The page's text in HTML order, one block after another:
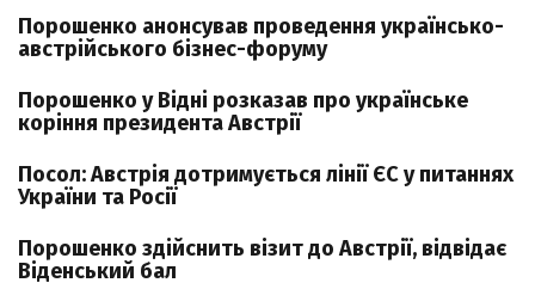
Порошенко анонсував проведення українсько-
австрійського бізнес-форуму
Порошенко у Відні розказав про українське
коріння президента Австрії
Посол: Австрія дотримується лінії ЄС у питаннях
України та Росії
Порошенко здійснить візит до Австрії, відвідає
Віденський бал